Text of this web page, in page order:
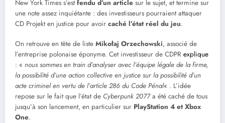
New York Times s’estfendu d’un article sur le sujet, et termine sur
une note assez inquiétante : des investisseurs pourraient attaquer
CD Projekt en justice pour avoir caché l’état réel du jeu.
On retrouve en tête de liste Mikołaj Orzechowski, associé de
l’entreprise polonaise éponyme. Cet investisseur de CDPR explique
: « nous sommes en train d’analyser avec l’équipe légale de la firme,
la possibilité d’une action collective en justice sur la possibilité d’un
acte criminel en vertu de l’article 286 du Code Pénal« . L’idée
repose sur le fait que l’état de Cyberpunk 2077a été caché de tous
jusqu’à son lancement, en particulier sur PlayStation 4 et Xbox
One.